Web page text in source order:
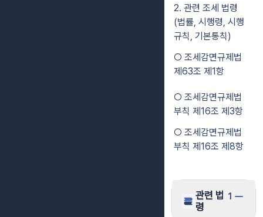
2. 관련 조세 법령
(법률, 시행령, 시행
규칙, 기본통칙)
○ 조세감면규제법
제63조 제1항
○ 조세감면규제법
부칙 제16조 제3항
○ 조세감면규제법
부칙 제16조 제8항
관련 법
령
1